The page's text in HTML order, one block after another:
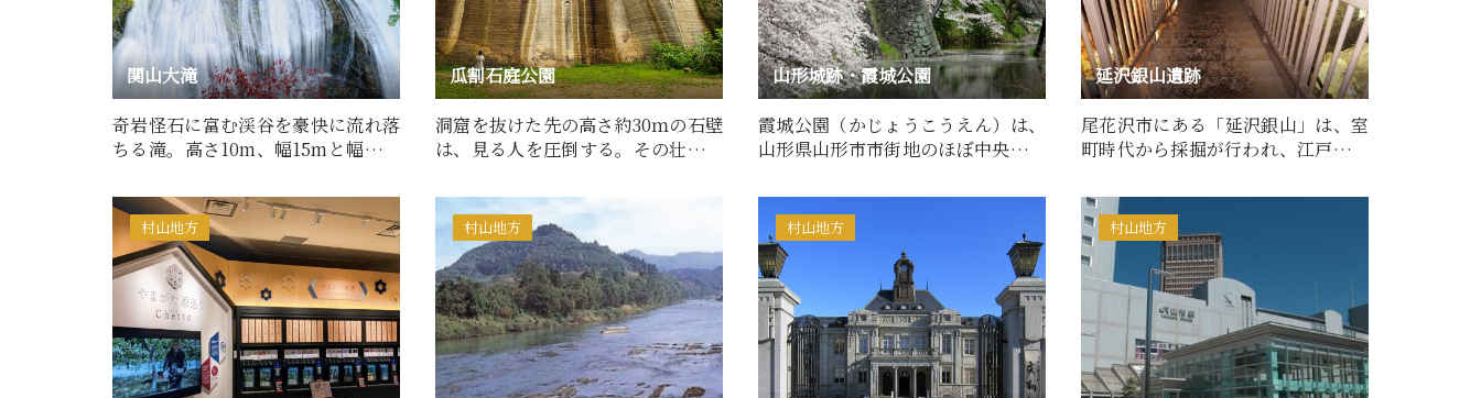
関山大滝
奇岩怪石に富む渓谷を豪快に流れ落
ちる滝。高さ10m、幅15mと幅広な
瓜割石庭公園
洞窟を抜けた先の高さ約30ｍの石壁
は、見る人を圧倒する。その壮大さ
山形城跡・霞城公園
霞城公園（かじょうこうえん）は、
山形県山形市市街地のほぼ中央に位
延沢銀山遺跡
尾花沢市にある「延沢銀山」は、室
町時代から採掘が行われ、江戸時代
村山地方 村山地方 村山地方 村山地方